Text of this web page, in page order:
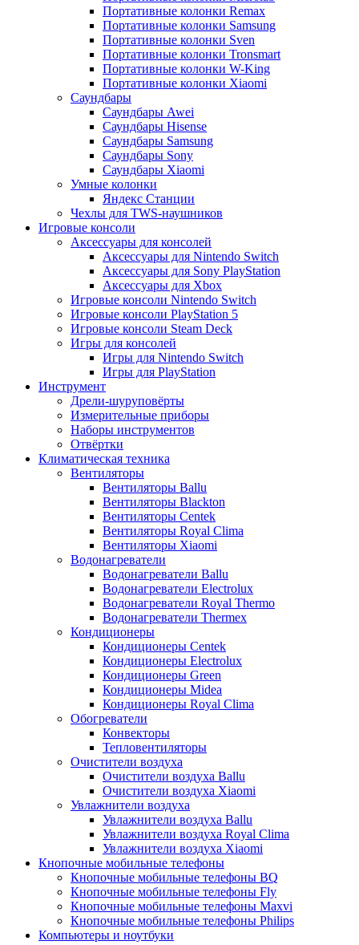
Портативные колонки Remax
Портативные колонки Samsung
Портативные колонки Sven
Портативные колонки Tronsmart
Портативные колонки W-King
Портативные колонки Xiaomi
Саундбары
Саундбары Awei
Саундбары Hisense
Саундбары Samsung
Саундбары Sony
Саундбары Xiaomi
Умные колонки
Яндекс Станции
Чехлы для TWS-наушников
Игровые консоли
Аксессуары для консолей
Аксессуары для Nintendo Switch
Аксессуары для Sony PlayStation
Аксессуары для Xbox
Игровые консоли Nintendo Switch
Игровые консоли PlayStation 5
Игровые консоли Steam Deck
Игры для консолей
Игры для Nintendo Switch
Игры для PlayStation
Инструмент
Дрели-шуруповёрты
Измерительные приборы
Наборы инструментов
Отвёртки
Климатическая техника
Вентиляторы
Вентиляторы Ballu
Вентиляторы Blackton
Вентиляторы Centek
Вентиляторы Royal Clima
Вентиляторы Xiaomi
Водонагреватели
Водонагреватели Ballu
Водонагреватели Electrolux
Водонагреватели Royal Thermo
Водонагреватели Thermex
Кондиционеры
Кондиционеры Centek
Кондиционеры Electrolux
Кондиционеры Green
Кондиционеры Midea
Кондиционеры Royal Clima
Обогреватели
Конвекторы
Тепловентиляторы
Очистители воздуха
Очистители воздуха Ballu
Очистители воздуха Xiaomi
Увлажнители воздуха
Увлажнители воздуха Ballu
Увлажнители воздуха Royal Clima
Увлажнители воздуха Xiaomi
Кнопочные мобильные телефоны
Кнопочные мобильные телефоны BQ
Кнопочные мобильные телефоны Fly
Кнопочные мобильные телефоны Maxvi
Кнопочные мобильные телефоны Philips
Компьютеры и ноутбуки